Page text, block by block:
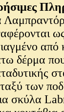
δέρμα
των
σκύλα